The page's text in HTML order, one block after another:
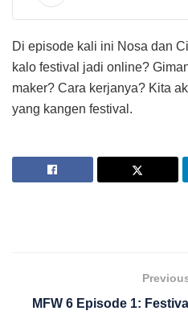
Di episode kali ini Nosa dan
kalo festival jadi online?
maker? Cara kerjanya? Kita
yang kangen festival.
MFW 6 Episode 1: